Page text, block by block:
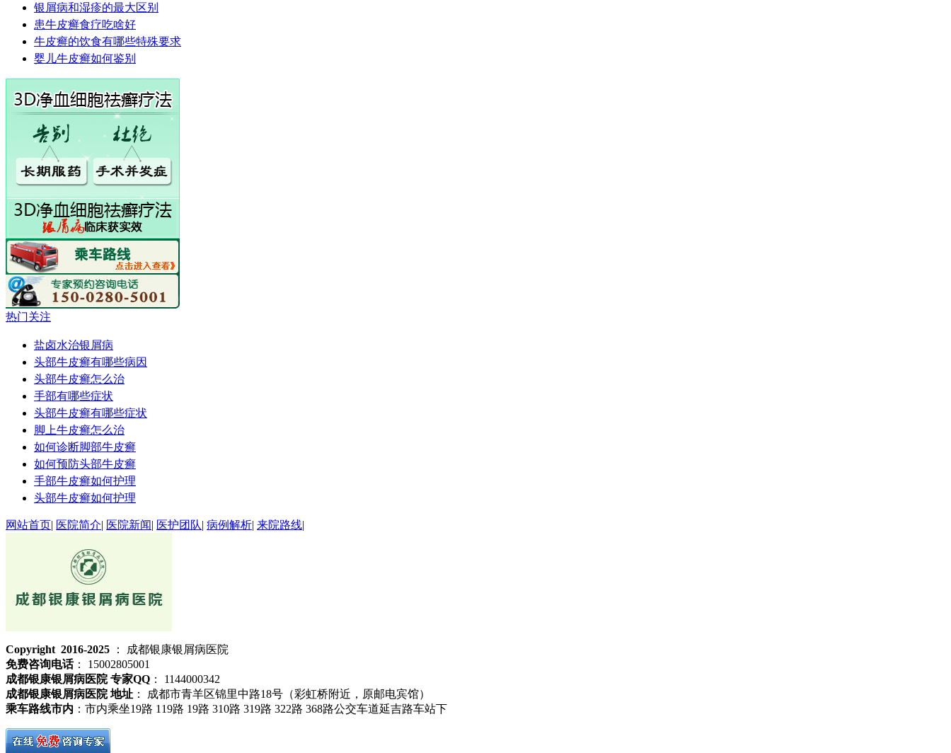
银屑病和湿疹的最大区别
患牛皮癣食疗吃啥好
牛皮癣的饮食有哪些特殊要求
婴儿牛皮癣如何鉴别
热门关注
盐卤水治银屑病
头部牛皮癣有哪些病因
头部牛皮癣怎么治
手部有哪些症状
头部牛皮癣有哪些症状
脚上牛皮癣怎么治
如何诊断脚部牛皮癣
如何预防头部牛皮癣
手部牛皮癣如何护理
头部牛皮癣如何护理
网站首页| 医院简介| 医院新闻| 医护团队| 病例解析| 来院路线|
Copyright 2016-2025
： 成都银康银屑病医院
免费咨询电话： 15002805001
成都银康银屑病医院 专家QQ ： 1144000342
成都银康银屑病医院 地址 ： 成都市青羊区锦里中路18号（彩虹桥附近，原邮电宾馆）
乘车路线市内 ：市内乘坐19路 119路 19路 310路 319路 322路 368路公交车道延吉路车站下